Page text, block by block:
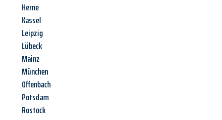
Herne
Kassel
Leipzig
Lübeck
Mainz
München
Offenbach
Potsdam
Rostock